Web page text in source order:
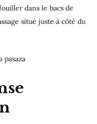
dans le bacs de
situé juste à côté du
pasaza